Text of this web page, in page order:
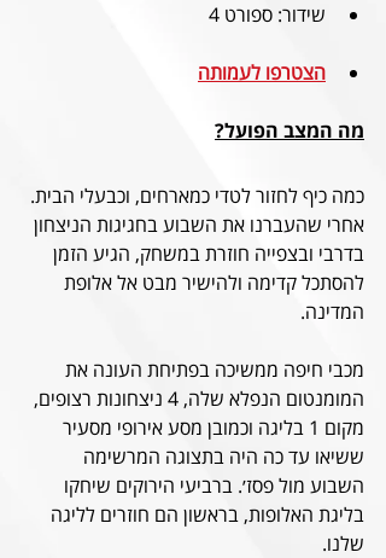
שידור: ספורט 4
הצטרפו לעמותה
מה המצב הפועל?
כמה כיף לחזור לטדי כמארחים, וכבעלי הבית.
אחרי שהעברנו את השבוע בחגיגות הניצחון
בדרבי ובצפייה חוזרת במשחק, הגיע הזמן
להסתכל קדימה ולהישיר מבט אל אלופת
המדינה.
מכבי חיפה ממשיכה בפתיחת העונה את
המומנטום הנפלא שלה, 4 ניצחונות רצופים,
מקום 1 בליגה וכמובן מסע אירופי מסעיר
ששיאו עד כה היה בתצוגה המרשימה
השבוע מול פסז׳. ברביעי הירוקים שיחקו
בליגת האלופות, בראשון הם חוזרים לליגה
שלנו.